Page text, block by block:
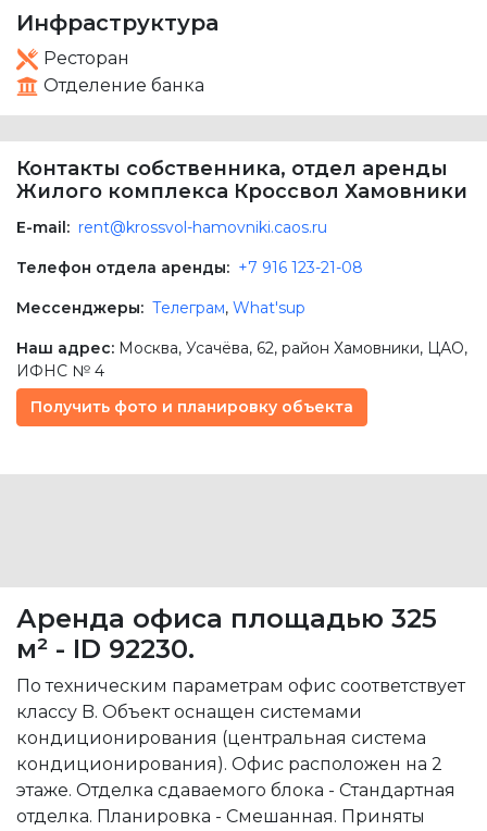
Инфраструктура
Ресторан
Отделение банка
Контакты собственника, отдел аренды
Жилого комплекса Кроссвол Хамовники
E-mail: rent@krossvol-hamovniki.caos.ru
Телефон отдела аренды: +7 916 123-21-08
Мессенджеры: Телеграм, What'sup
Наш адрес: Москва, Усачёва, 62, район Хамовники, ЦАО,
ИФНС № 4
Получить фото и планировку объекта
Аренда офиса площадью 325
м² - ID 92230.
По техническим параметрам офис соответствует
классу B. Объект оснащен системами
кондиционирования (центральная система
кондиционирования). Офис расположен на 2
этаже. Отделка сдаваемого блока - Стандартная
отделка. Планировка - Смешанная. Приняты